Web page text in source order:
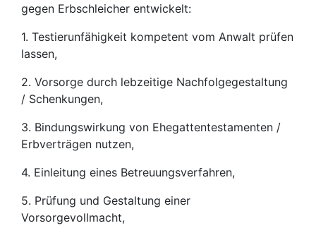
gegen Erbschleicher entwickelt:
1. Testierunfähigkeit kompetent vom Anwalt prüfen
lassen,
2. Vorsorge durch lebzeitige Nachfolgegestaltung
/ Schenkungen,
3. Bindungswirkung von Ehegattentestamenten /
Erbverträgen nutzen,
4. Einleitung eines Betreuungsverfahren,
5. Prüfung und Gestaltung einer
Vorsorgevollmacht,